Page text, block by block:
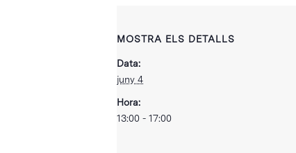
MOSTRA ELS DETALLS
Data:
juny 4
Hora:
13:00 - 17:00